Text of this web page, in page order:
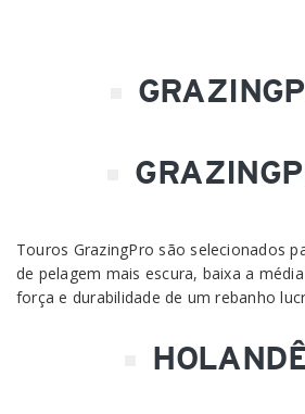
Touros GrazingPro são selecionados
de pelagem mais escura, baixa a
força e durabilidade de um rebanho